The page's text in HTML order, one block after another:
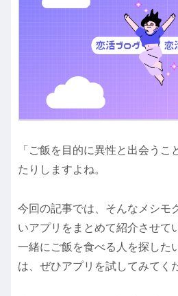
「ご飯を目的に異性と出会うこ
たりしますよね。
今回の記事では、そんなメシモ
いアプリをまとめて紹介させて
一緒にご飯を食べる人を探し
は、ぜひアプリを試してみてく